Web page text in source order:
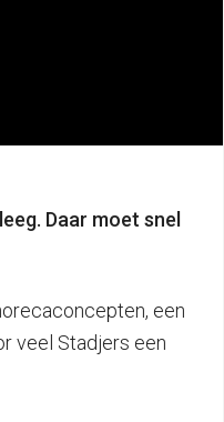
Daar moet snel
een
veel Stadjers een